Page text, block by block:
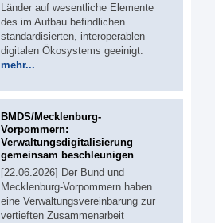
Länder auf wesentliche Elemente
des im Aufbau befindlichen
standardisierten, interoperablen
digitalen Ökosystems geeinigt.
mehr...
BMDS/Mecklenburg-
Vorpommern:
Verwaltungsdigitalisierung
gemeinsam beschleunigen
[22.06.2026] Der Bund und
Mecklenburg-Vorpommern haben
eine Verwaltungsvereinbarung zur
vertieften Zusammenarbeit